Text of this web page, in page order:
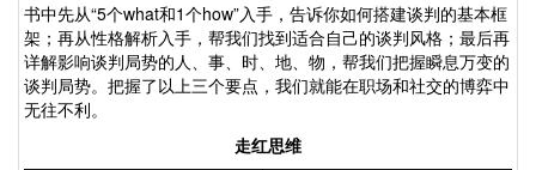
书中先从“5个what和1个how”入手，告诉你如何搭建谈判的基本框
架；再从性格解析入手，帮我们找到适合自己的谈判风格；最后再
详解影响谈判局势的人、事、时、地、物，帮我们把握瞬息万变的
谈判局势。把握了以上三个要点，我们就能在职场和社交的博弈中
无往不利。
走红思维